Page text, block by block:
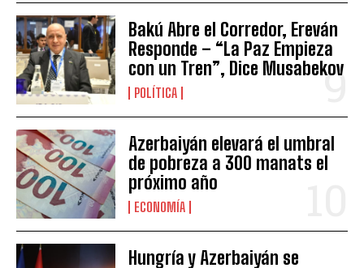
Bakú Abre el Corredor, Ereván
Responde – “La Paz Empieza
con un Tren”, Dice Musabekov
POLÍTICA
Azerbaiyán elevará el umbral
de pobreza a 300 manats el
próximo año
ECONOMÍA
Hungría y Azerbaiyán se